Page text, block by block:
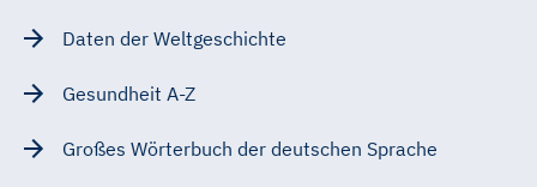
Daten der Weltgeschichte
Gesundheit A-Z
Großes Wörterbuch der deutschen Sprache